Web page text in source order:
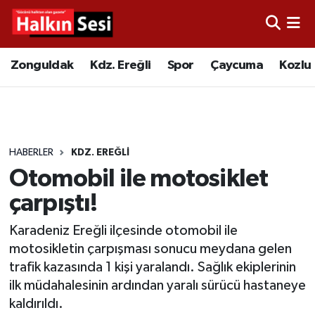
Zonguldak Kdz. Ereğli Spor Çaycuma Kozlu
HABERLER KDZ. EREĞLI
Otomobil ile motosiklet
çarpıştı!
Karadeniz Ereğli ilçesinde otomobil ile
motosikletin çarpışması sonucu meydana gelen
trafik kazasında 1 kişi yaralandı. Sağlık ekiplerinin
ilk müdahalesinin ardından yaralı sürücü hastaneye
kaldırıldı.
Video
Çaycuma
Alaplı
Asayiş
Bartın
Karabük
Merkez Hava Durumu
Tüm Manşetler
Son Dakika Haberleri
Haber Arşivi